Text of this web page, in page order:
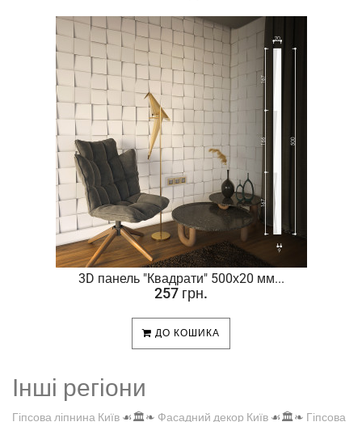
3D панель "Квадрати" 500х20 мм...
257 грн.
ДО КОШИКА
Інші регіони
Гіпсова ліпнина Київ ☙🏛️❧ Фасадний декор Київ ☙🏛️❧ Гіпсова